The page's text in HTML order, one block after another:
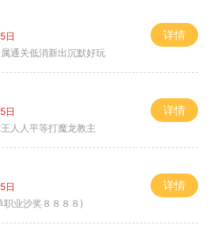
日
通关低消新出沉默好玩
详情
日
人人平等打魔龙教主
详情
日
职业沙奖８８８８)
详情